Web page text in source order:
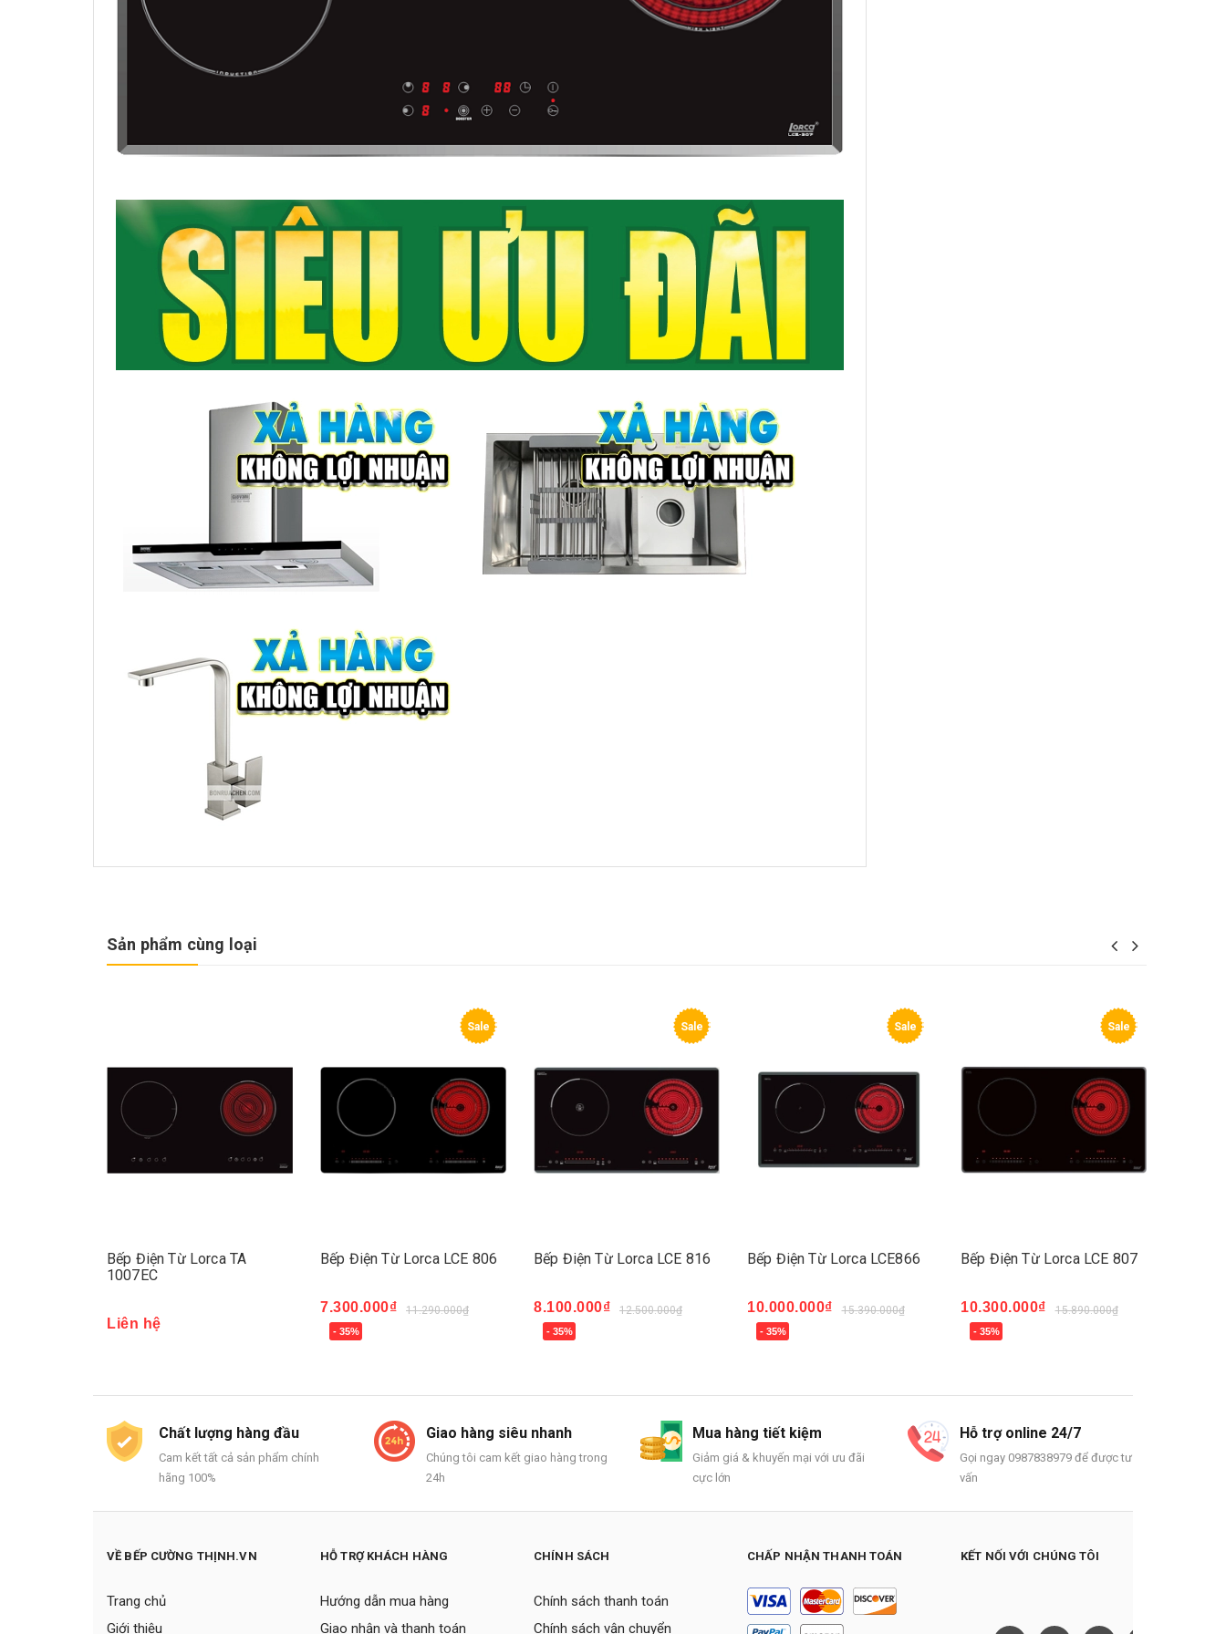
Sản phẩm cùng loại
Bếp Điện Từ Lorca TA
1007EC
Liên hệ
Sale
Bếp Điện Từ Lorca LCE 806
7.300.000₫ 11.290.000₫
- 35%
Mua ngay
Sale
Bếp Điện Từ Lorca LCE 816
8.100.000₫ 12.500.000₫
- 35%
Mua ngay
Sale
Bếp Điện Từ Lorca LCE866
10.000.000₫ 15.390.000₫
- 35%
Mua ngay
Sale
Bếp Điện Từ Lorca LCE 807
10.300.000₫ 15.890.000₫
- 35%
Mua ngay
Chất lượng hàng đầu
Cam kết tất cả sản phẩm chính
hãng 100%
Giao hàng siêu nhanh
Chúng tôi cam kết giao hàng trong
24h
Mua hàng tiết kiệm
Giảm giá & khuyến mại với ưu đãi
cực lớn
Hỗ trợ online 24/7
Gọi ngay 0987838979 để được tư
vấn
VỀ BẾP CƯỜNG THỊNH.VN
Trang chủ
Giới thiệu
HỖ TRỢ KHÁCH HÀNG
Hướng dẫn mua hàng
Giao nhận và thanh toán
CHÍNH SÁCH
Chính sách thanh toán
Chính sách vận chuyển
CHẤP NHẬN THANH TOÁN KẾT NỐI VỚI CHÚNG TÔI